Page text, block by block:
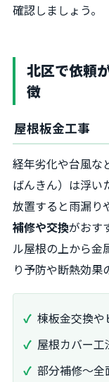
確認しましょう。
北区で依頼
徴
屋根板金工事
経年劣化や台風な
ばんきん）は浮い
放置すると雨漏り
補修や交換がおす
ル屋根の上から金
り予防や断熱効果
棟板金交換や
屋根カバー工
部分補修～